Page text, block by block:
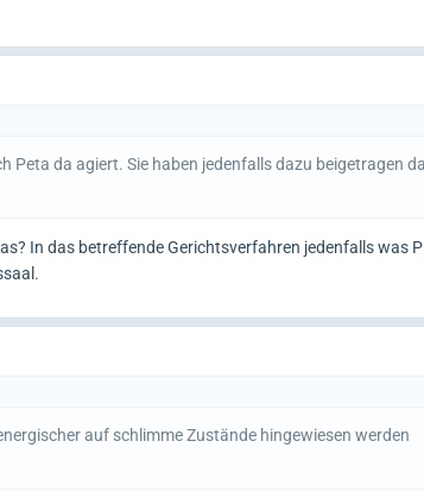
Peta da agiert. Sie haben jedenfalls dazu beigetragen
In das betreffende Gerichtsverfahren jedenfalls was
auf schlimme Zustände hingewiesen werden